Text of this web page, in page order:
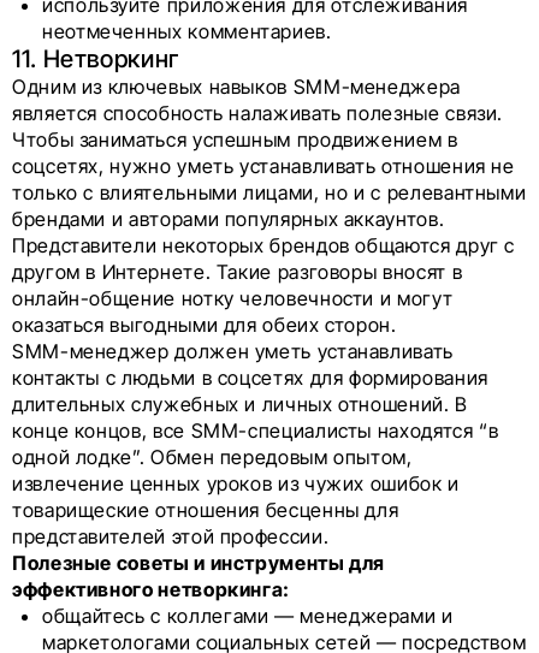
используйте приложения для отслеживания
неотмеченных комментариев.
11. Нетворкинг
Одним из ключевых навыков SMM-менеджера
является способность налаживать полезные связи.
Чтобы заниматься успешным продвижением в
соцсетях, нужно уметь устанавливать отношения не
только с влиятельными лицами, но и с релевантными
брендами и авторами популярных аккаунтов.
Представители некоторых брендов общаются друг с
другом в Интернете. Такие разговоры вносят в
онлайн-общение нотку человечности и могут
оказаться выгодными для обеих сторон.
SMM-менеджер должен уметь устанавливать
контакты с людьми в соцсетях для формирования
длительных служебных и личных отношений. В
конце концов, все SMM-специалисты находятся “в
одной лодке”. Обмен передовым опытом,
извлечение ценных уроков из чужих ошибок и
товарищеские отношения бесценны для
представителей этой профессии.
Полезные советы и инструменты для
эффективного нетворкинга:
общайтесь с коллегами — менеджерами и
маркетологами социальных сетей — посредством